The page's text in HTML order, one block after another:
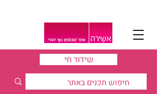
שידור חי